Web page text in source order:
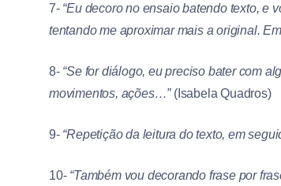
7- “Eu decoro no ensaio batendo texto, e
tentando me aproximar mais a original.
8-“Se for diálogo, eu preciso bater com
movimentos, ações…”(Isabela Quadros)
9- “Repetição da leitura do texto, em
10- “Também vou decorando frase por